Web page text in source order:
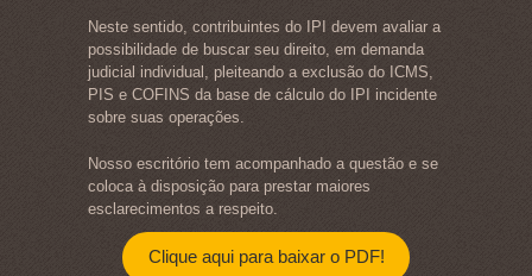
Neste sentido, contribuintes do IPI devem avaliar a
possibilidade de buscar seu direito, em demanda
judicial individual, pleiteando a exclusão do ICMS,
PIS e COFINS da base de cálculo do IPI incidente
sobre suas operações.
Nosso escritório tem acompanhado a questão e se
coloca à disposição para prestar maiores
esclarecimentos a respeito.
Clique aqui para baixar o PDF!